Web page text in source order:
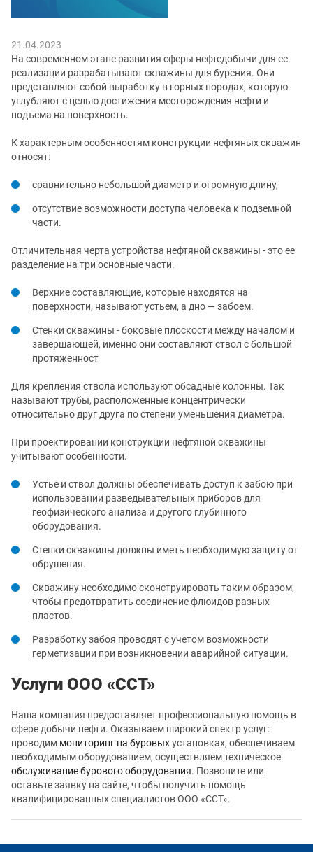
21.04.2023
На современном этапе развития сферы нефтедобычи для ее
реализации разрабатывают скважины для бурения. Они
представляют собой выработку в горных породах, которую
углубляют с целью достижения месторождения нефти и
подъема на поверхность.
К характерным особенностям конструкции нефтяных скважин
относят:
сравнительно небольшой диаметр и огромную длину,
отсутствие возможности доступа человека к подземной
части.
Отличительная черта устройства нефтяной скважины - это ее
разделение на три основные части.
Верхние составляющие, которые находятся на
поверхности, называют устьем, а дно — забоем.
Стенки скважины - боковые плоскости между началом и
завершающей, именно они составляют ствол с большой
протяженност
Для крепления ствола используют обсадные колонны. Так
называют трубы, расположенные концентрически
относительно друг друга по степени уменьшения диаметра.
При проектировании конструкции нефтяной скважины
учитывают особенности.
Устье и ствол должны обеспечивать доступ к забою при
использовании разведывательных приборов для
геофизического анализа и другого глубинного
оборудования.
Стенки скважины должны иметь необходимую защиту от
обрушения.
Скважину необходимо сконструировать таким образом,
чтобы предотвратить соединение флюидов разных
пластов.
Разработку забоя проводят с учетом возможности
герметизации при возникновении аварийной ситуации.
Услуги ООО «ССТ»
Наша компания предоставляет профессиональную помощь в
сфере добычи нефти. Оказываем широкий спектр услуг:
проводим мониторинг на буровыхустановках, обеспечиваем
необходимым оборудованием, осуществляем техническое
обслуживание бурового оборудования. Позвоните или
оставьте заявку на сайте, чтобы получить помощь
квалифицированных специалистов ООО «ССТ».